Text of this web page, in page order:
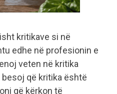
kritikave si në
edhe në profesionin e
veten në kritika
që kritika është
që kërkon të